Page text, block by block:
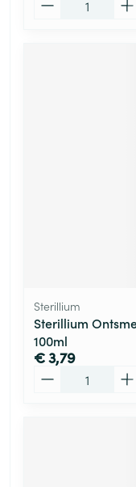
Sterillium
Sterillium
100ml
€ 3,79